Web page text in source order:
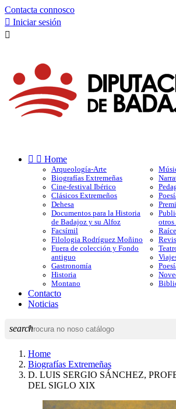
Contacta connosco
 Iniciar sesión

  Home
Arqueología-Arte
Biografías Extremeñas
Cine-festival Ibérico
Clásicos Extremeños
Dehesa
Documentos para la Historia
de Badajoz y su Alfoz
Facsímil
Filologia Rodríguez Moñino
Fuera de colección y Fondo
antiguo
Gastronomía
Historia
Montano
otros
Contacto
Noticias
search
Home
Biografías Extremeñas
D. LUIS SERGIO SÁNCHEZ,
DEL SIGLO XIX